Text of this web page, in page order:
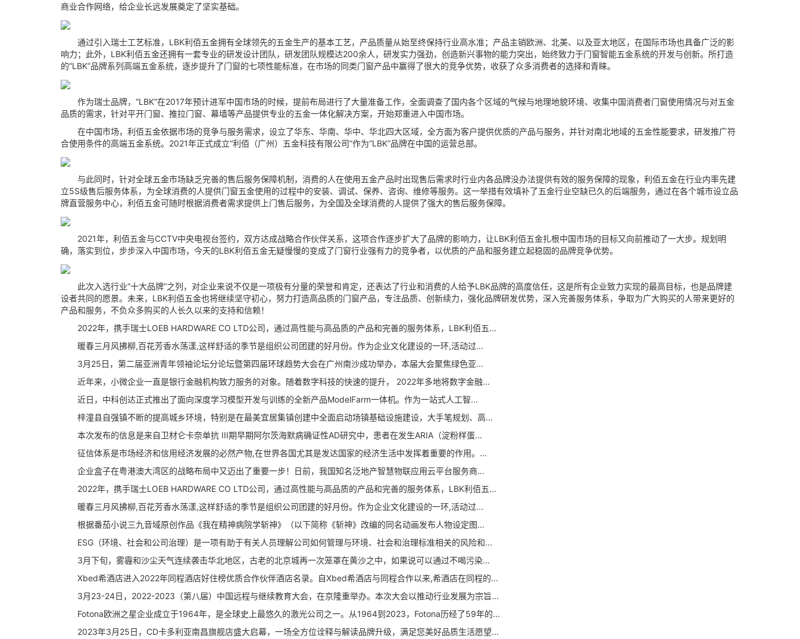
商业合作网络，给企业长远发展奠定了坚实基础。
通过引入瑞士工艺标准，LBK利佰五金拥有全球领先的五金生产的基本工艺，产品质量从始至终保持行业高水准；产品主销欧洲、北美、以及亚太地区，在国际市场也具备广泛的影
响力；此外，LBK利佰五金还拥有一套专业的研发设计团队，研发团队规模达200余人，研发实力强劲，创造新兴事物的能力突出，始终致力于门窗智能五金系统的开发与创新。所打造
的“LBK”品牌系列高端五金系统，逐步提升了门窗的七项性能标准，在市场的同类门窗产品中赢得了很大的竞争优势，收获了众多消费者的选择和青睐。
作为瑞士品牌，“LBK”在2017年预计进军中国市场的时候，提前布局进行了大量准备工作，全面调查了国内各个区域的气候与地理地貌环境、收集中国消费者门窗使用情况与对五金
品质的需求，针对平开门窗、推拉门窗、幕墙等产品提供专业的五金一体化解决方案，开始郑重进入中国市场。
在中国市场，利佰五金依据市场的竞争与服务需求，设立了华东、华南、华中、华北四大区域，全方面为客户提供优质的产品与服务，并针对南北地域的五金性能要求，研发推广符
合使用条件的高端五金系统。2021年正式成立“利佰（广州）五金科技有限公司”作为“LBK”品牌在中国的运营总部。
与此同时，针对全球五金市场缺乏完善的售后服务保障机制，消费的人在使用五金产品时出现售后需求时行业内各品牌没办法提供有效的服务保障的现象，利佰五金在行业内率先建
立5S级售后服务体系，为全球消费的人提供门窗五金使用的过程中的安装、调试、保养、咨询、维修等服务。这一举措有效填补了五金行业空缺已久的后端服务，通过在各个城市设立品
牌直营服务中心，利佰五金可随时根据消费者需求提供上门售后服务，为全国及全球消费的人提供了强大的售后服务保障。
2021年，利佰五金与CCTV中央电视台签约，双方达成战略合作伙伴关系，这项合作逐步扩大了品牌的影响力，让LBK利佰五金扎根中国市场的目标又向前推动了一大步。规划明
确，落实到位，步步深入中国市场，今天的LBK利佰五金无疑慢慢的变成了门窗行业强有力的竞争者，以优质的产品和服务建立起稳固的品牌竞争优势。
此次入选行业“十大品牌”之列，对企业来说不仅是一项极有分量的荣誉和肯定，还表达了行业和消费的人给予LBK品牌的高度信任，这是所有企业致力实现的最高目标，也是品牌建
设者共同的愿景。未来，LBK利佰五金也将继续坚守初心，努力打造高品质的门窗产品，专注品质、创新续力，强化品牌研发优势，深入完善服务体系，争取为广大购买的人带来更好的
产品和服务，不负众多购买的人长久以来的支持和信赖！
2022年，携手瑞士LOEB HARDWARE CO LTD公司，通过高性能与高品质的产品和完善的服务体系，LBK利佰五...
暖春三月风拂柳,百花芳香水荡漾,这样舒适的季节是组织公司团建的好月份。作为企业文化建设的一环,活动过...
3月25日，第二届亚洲青年领袖论坛分论坛暨第四届环球趋势大会在广州南沙成功举办，本届大会聚焦绿色亚...
近年来，小微企业一直是银行金融机构致力服务的对象。随着数字科技的快速的提升， 2022年多地将数字金融...
近日，中科创达正式推出了面向深度学习模型开发与训练的全新产品ModelFarm一体机。作为一站式人工智...
梓潼县自强镇不断的提高城乡环境，特别是在最美宜居集镇创建中全面启动场镇基础设施建设，大手笔规划、高...
本次发布的信息是来自卫材仑卡奈单抗 III期早期阿尔茨海默病确证性AD研究中，患者在发生ARIA（淀粉样蛋...
征信体系是市场经济和信用经济发展的必然产物,在世界各国尤其是发达国家的经济生活中发挥着重要的作用。...
企业盒子在粤港澳大湾区的战略布局中又迈出了重要一步！日前，我国知名泛地产智慧物联应用云平台服务商...
2022年，携手瑞士LOEB HARDWARE CO LTD公司，通过高性能与高品质的产品和完善的服务体系，LBK利佰五...
暖春三月风拂柳,百花芳香水荡漾,这样舒适的季节是组织公司团建的好月份。作为企业文化建设的一环,活动过...
根据番茄小说三九音域原创作品《我在精神病院学斩神》（以下简称《斩神》改编的同名动画发布人物设定图...
ESG（环境、社会和公司治理）是一项有助于有关人员理解公司如何管理与环境、社会和治理标准相关的风险和...
3月下旬，雾霾和沙尘天气连续袭击华北地区，古老的北京城再一次笼罩在黄沙之中，如果说可以通过不喝污染...
Xbed希酒店进入2022年同程酒店好住榜优质合作伙伴酒店名录。自Xbed希酒店与同程合作以来,希酒店在同程的...
3月23-24日，2022-2023（第八届）中国远程与继续教育大会，在京隆重举办。本次大会以推动行业发展为宗旨...
Fotona欧洲之星企业成立于1964年，是全球史上最悠久的激光公司之一。从1964到2023，Fotona历经了59年的...
2023年3月25日，CD卡多利亚南昌旗舰店盛大启幕，一场全方位诠释与解读品牌升级，满足您美好品质生活愿望...